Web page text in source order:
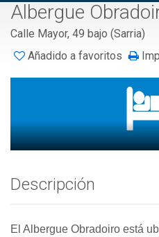
Albergue
Calle Mayor, 49 bajo (Sarria)
Añadido a favoritos
Descripción
El Albergue Obradoiro está